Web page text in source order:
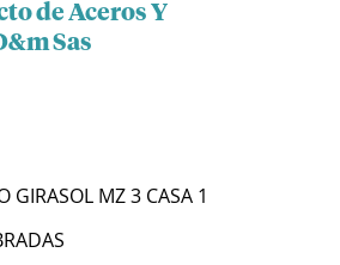
de Aceros Y
Sas
GIRASOL MZ 3 CASA 1